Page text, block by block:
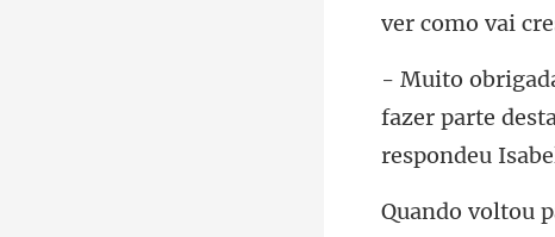
v
fazer parte